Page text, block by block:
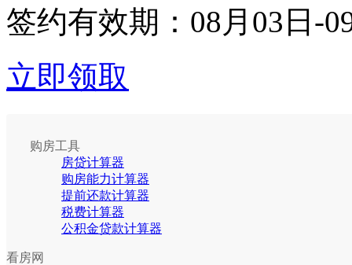
签约有效期： 08月03日-
立即领取
购房工具
房贷计算器
购房能力计算器
提前还款计算器
税费计算器
公积金贷款计算器
看房网